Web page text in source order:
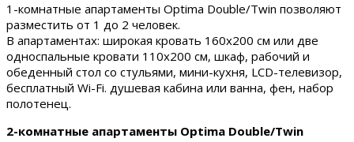
1-комнатные апартаменты Optima Double/Twin позволяют
разместить от 1 до 2 человек.
В апартаментах: широкая кровать 160х200 см или две
односпальные кровати 110х200 см, шкаф, рабочий и
обеденный стол со стульями, мини-кухня, LCD-телевизор,
бесплатный Wi-Fi. душевая кабина или ванна, фен, набор
полотенец.
2-комнатные апартаменты Optima Double/Twin